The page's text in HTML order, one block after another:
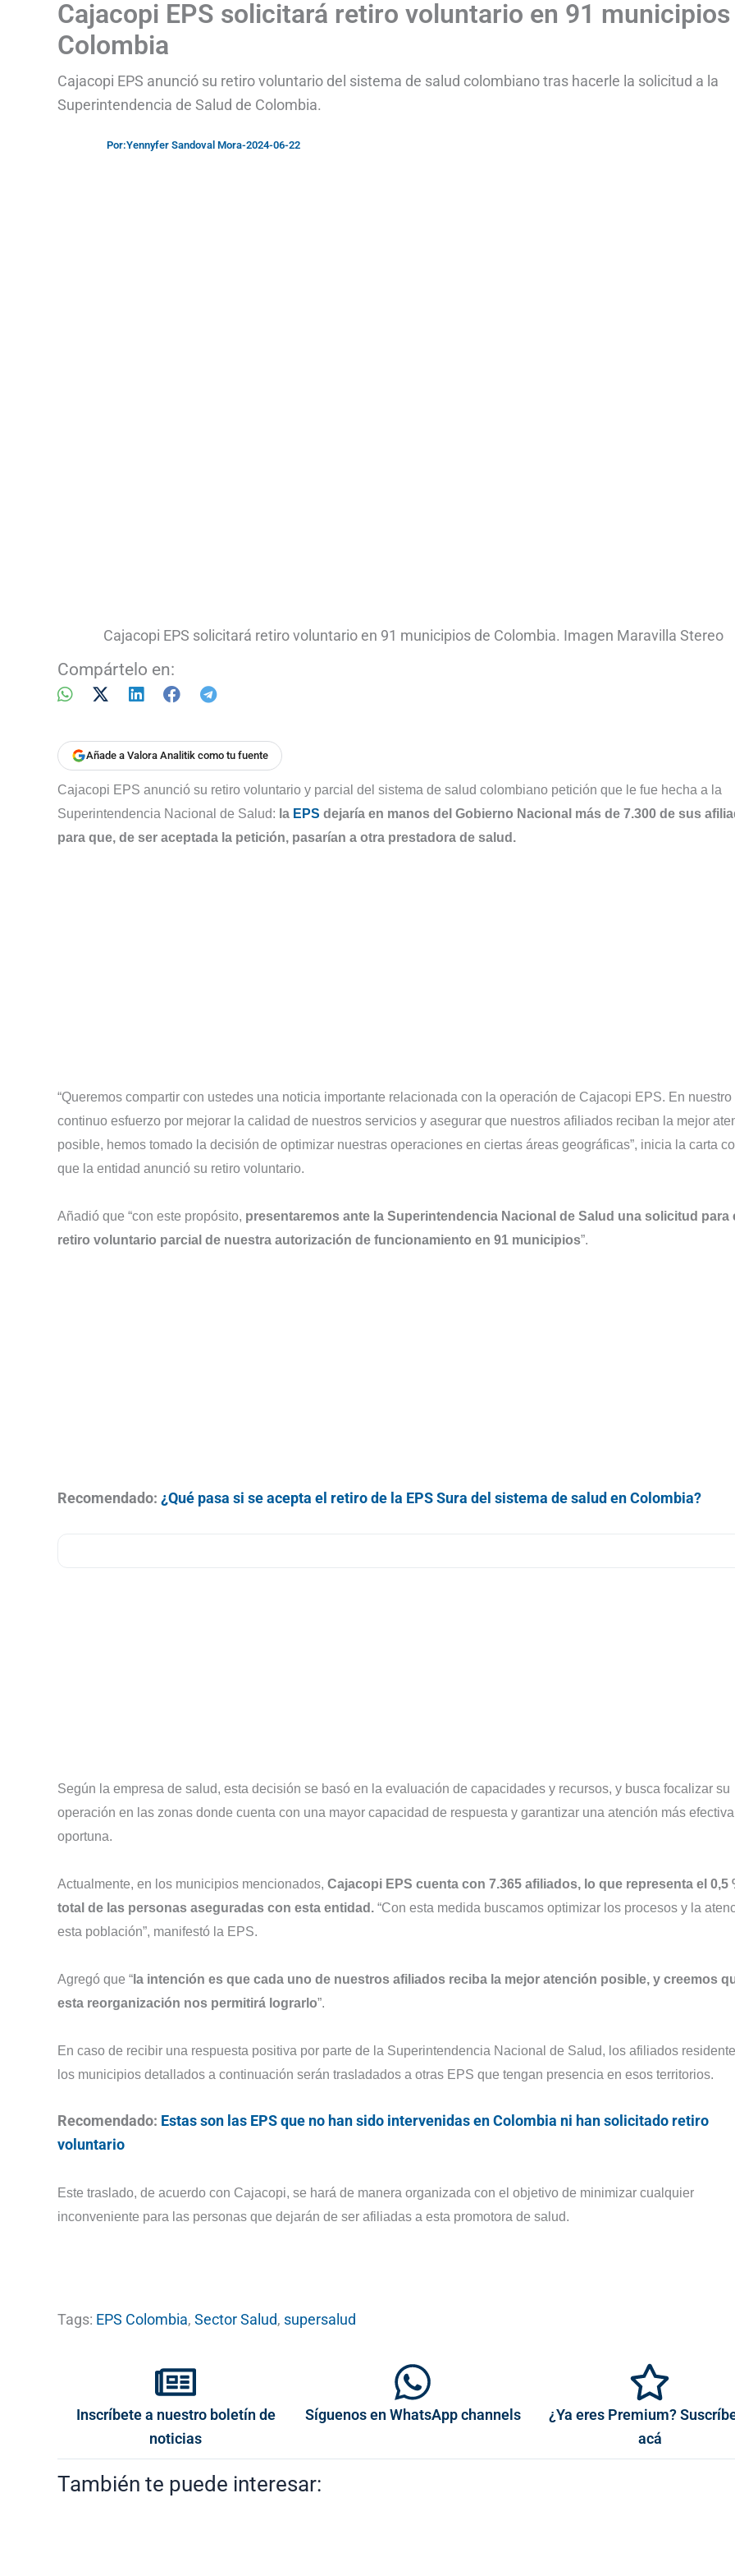
Cajacopi EPS solicitará retiro voluntario en 91 municipios
Colombia
Cajacopi EPS anunció su retiro voluntario del sistema de salud colombiano tras hacerle la solicitud a la
Superintendencia de Salud de Colombia.
Por:Yennyfer Sandoval Mora-2024-06-22
Cajacopi EPS solicitará retiro voluntario en 91 municipios de Colombia. Imagen Maravilla Stereo
Compártelo en:
Añade a Valora Analitik como tu fuente
Cajacopi EPS anunció su retiro voluntario y parcial del sistema de salud colombiano petición que le fue hecha a la
Superintendencia Nacional de Salud: la EPS dejaría en manos del Gobierno Nacional más de 7.300 de sus
para que, de ser aceptada la petición, pasarían a otra prestadora de salud.
“Queremos compartir con ustedes una noticia importante relacionada con la operación de Cajacopi EPS. En nuestro
continuo esfuerzo por mejorar la calidad de nuestros servicios y asegurar que nuestros afiliados reciban la mejor
posible, hemos tomado la decisión de optimizar nuestras operaciones en ciertas áreas geográficas”, inicia la carta
que la entidad anunció su retiro voluntario.
Añadió que “con este propósito, presentaremos ante la Superintendencia Nacional de Salud una solicitud para
retiro voluntario parcial de nuestra autorización de funcionamiento en 91 municipios”.
Recomendado: ¿Qué pasa si se acepta el retiro de la EPS Sura del sistema de salud en Colombia?
Según la empresa de salud, esta decisión se basó en la evaluación de capacidades y recursos, y busca focalizar su
operación en las zonas donde cuenta con una mayor capacidad de respuesta y garantizar una atención más
oportuna.
Actualmente, en los municipios mencionados, Cajacopi EPS cuenta con 7.365 afiliados, lo que representa el 0,5
total de las personas aseguradas con esta entidad. “Con esta medida buscamos optimizar los procesos y la
esta población”, manifestó la EPS.
Agregó que “ la intención es que cada uno de nuestros afiliados reciba la mejor atención posible, y creemos
esta reorganización nos permitirá lograrlo”.
En caso de recibir una respuesta positiva por parte de la Superintendencia Nacional de Salud, los afiliados
los municipios detallados a continuación serán trasladados a otras EPS que tengan presencia en esos territorios.
Recomendado: Estas son las EPS que no han sido intervenidas en Colombia ni han solicitado retiro
voluntario
Este traslado, de acuerdo con Cajacopi, se hará de manera organizada con el objetivo de minimizar cualquier
inconveniente para las personas que dejarán de ser afiliadas a esta promotora de salud.
Tags: EPS Colombia, Sector Salud, supersalud
Inscríbete a nuestro boletín de
noticias
Síguenos en WhatsApp channels
¿Ya eres Premium?
acá
También te puede interesar: